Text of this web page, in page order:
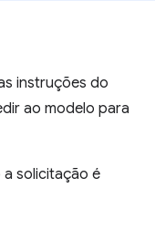
instruções do
ao modelo para
solicitação é